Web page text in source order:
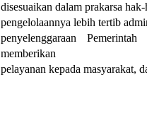
disesuaikan dalam prakarsa
pengelolaannya lebih tertib
penyelenggaraan
memberikan
pelayanan kepada masyarakat,